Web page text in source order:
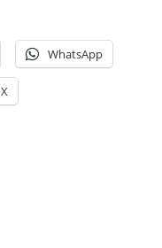
WhatsApp
X